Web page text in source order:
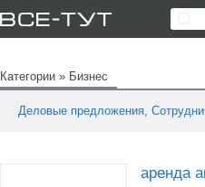
Категории » Бизнес
Деловые предложения,
аренда